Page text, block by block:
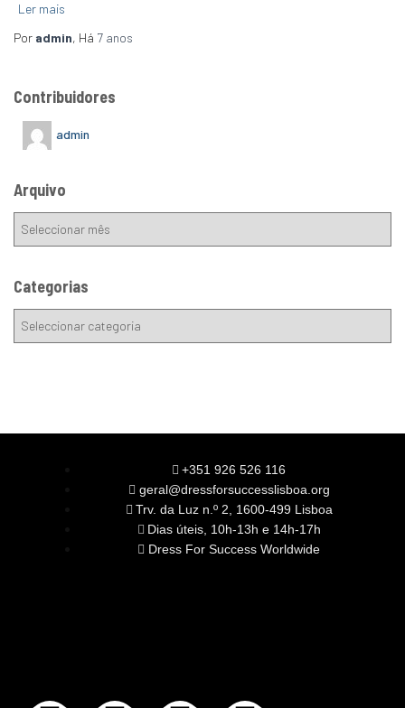
Ler mais
Por admin, Há 7 anos
Contribuidores
admin
Arquivo
Categorias
+351 926 526 116
geral@dressforsuccesslisboa.org
Trv. da Luz n.º 2, 1600-499 Lisboa
Dias úteis, 10h-13h e 14h-17h
Dress For Success Worldwide